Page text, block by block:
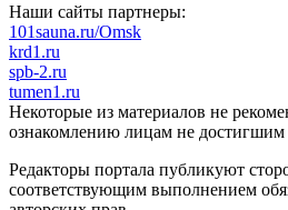
Наши сайты партнеры:
101sauna.ru/Omsk
krd1.ru
spb-2.ru
tumen1.ru
Некоторые из материалов не
ознакомлению лицам не достигшим
Редакторы портала публикуют
соответствующим выполнением